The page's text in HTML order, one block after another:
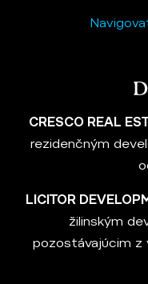
CRESCO REAL
rezidenčným
LICITOR
žilinským
pozostávajúcim z